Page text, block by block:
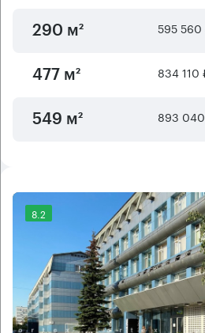
290 м² 595 560
477 м² 834 110
549 м² 893
8.2